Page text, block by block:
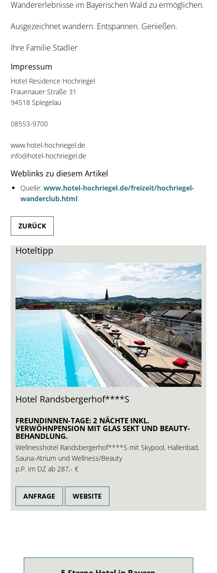
Wandererlebnisse im Bayerischen Wald zu ermöglichen.
Ausgezeichnet wandern. Entspannen. Genießen.
Ihre Familie Stadler
Impressum
Hotel Residence Hochriegel
Frauenauer Straße 31
94518 Spiegelau
08553-9700
www.hotel-hochriegel.de
info@hotel-hochriegel.de
Weblinks zu diesem Artikel
Quelle: www.hotel-hochriegel.de/freizeit/hochriegel-
wanderclub.html
ZURÜCK
Hoteltipp
Hotel Randsbergerhof****S
FREUNDINNEN-TAGE: 2 NÄCHTE INKL.
VERWÖHNPENSION MIT GLAS SEKT UND BEAUTY-
BEHANDLUNG.
Wellnesshotel Randsbergerhof****S mit Skypool, Hallenbad,
Sauna-Atrium und Wellness/Beauty
p.P. im DZ ab287,- €
ANFRAGE WEBSITE